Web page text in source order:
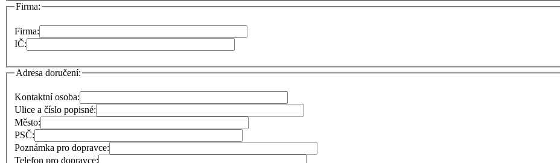
Firma:
Firma:
IČ:
Adresa doručení:
Kontaktní osoba:
Ulice a číslo popisné:
Město:
PSČ:
Poznámka pro dopravce:
Telefon pro dopravce: